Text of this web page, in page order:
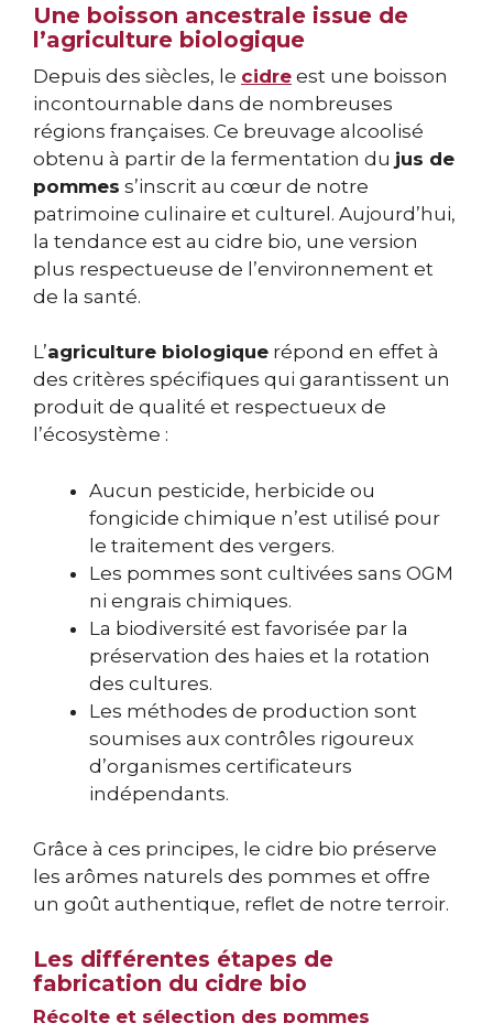
Une boisson ancestrale issue de
l’agriculture biologique
Depuis des siècles, le cidre est une boisson
incontournable dans de nombreuses
régions françaises. Ce breuvage alcoolisé
obtenu à partir de la fermentation du jus de
pommes s’inscrit au cœur de notre
patrimoine culinaire et culturel. Aujourd’hui,
la tendance est au cidre bio, une version
plus respectueuse de l’environnement et
de la santé.
L’agriculture biologique répond en effet à
des critères spécifiques qui garantissent un
produit de qualité et respectueux de
l’écosystème :
Aucun pesticide, herbicide ou
fongicide chimique n’est utilisé pour
le traitement des vergers.
Les pommes sont cultivées sans OGM
ni engrais chimiques.
La biodiversité est favorisée par la
préservation des haies et la rotation
des cultures.
Les méthodes de production sont
soumises aux contrôles rigoureux
d’organismes certificateurs
indépendants.
Grâce à ces principes, le cidre bio préserve
les arômes naturels des pommes et offre
un goût authentique, reflet de notre terroir.
Les différentes étapes de
fabrication du cidre bio
Récolte et sélection des pommes